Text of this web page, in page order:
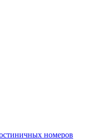
номеров